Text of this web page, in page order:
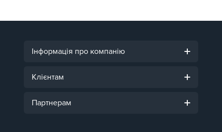
Інформація про компанію
Клієнтам
Партнерам